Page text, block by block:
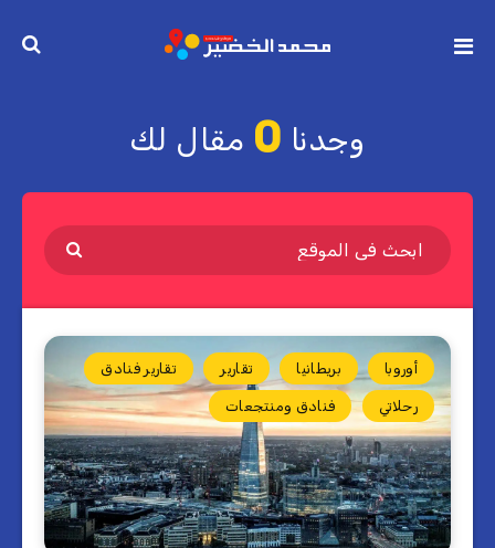
وجدنا 0 مقال لك
أوروبا بريطانيا تقارير تقارير فنادق
رحلاتي فنادق ومنتجعات